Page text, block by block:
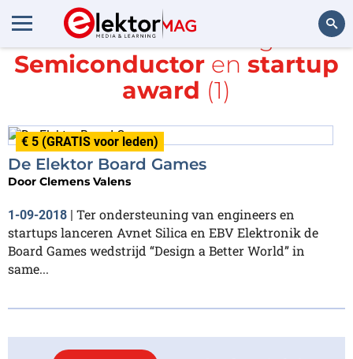
Zoeken
Alle items met de tags
ON
Semiconductor en startup
award (1)
€ 5 (GRATIS voor leden)
De Elektor Board Games
Door Clemens Valens
1-09-2018 | Ter ondersteuning van engineers en
startups lanceren Avnet Silica en EBV Elektronik de
Board Games wedstrijd “Design a Better World” in
same...